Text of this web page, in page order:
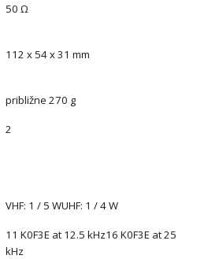
50 Ω
112 x 54 x 31 mm
približne 270 g
2
VHF: 1 / 5 WUHF: 1 / 4 W
11 K0F3E at 12.5 kHz16 K0F3E at 25
kHz